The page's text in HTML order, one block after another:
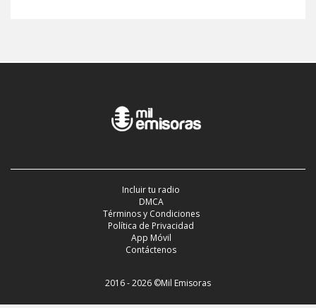
Incluir tu radio
DMCA
Términos y Condiciones
Política de Privacidad
App Móvil
Contáctenos
2016 - 2026 ©Mil Emisoras